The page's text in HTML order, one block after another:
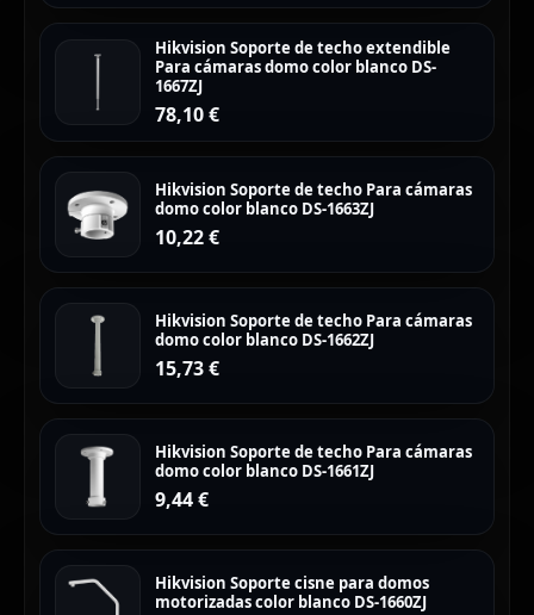
Hikvision Soporte de techo extendible
Para cámaras domo color blanco DS-
1667ZJ
78,10€
Hikvision Soporte de techo Para cámaras
domo color blanco DS-1663ZJ
10,22€
Hikvision Soporte de techo Para cámaras
domo color blanco DS-1662ZJ
15,73€
Hikvision Soporte de techo Para cámaras
domo color blanco DS-1661ZJ
9,44€
Hikvision Soporte cisne para domos
motorizadas color blanco DS-1660ZJ